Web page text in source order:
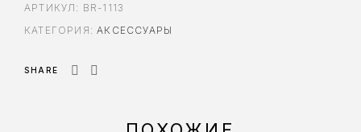
АРТИКУЛ: BR-1113
КАТЕГОРИЯ:АКСЕССУАРЫ
SHARE